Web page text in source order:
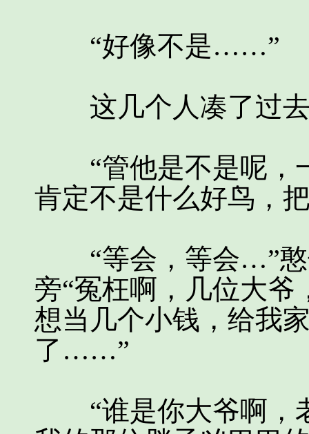
“好像不是……”
这几个人凑了过去
“管他是不是呢，
肯定不是什么好鸟，
“等会，等会…”憨
旁“冤枉啊，几位大
想当几个小钱，给我
了……”
“谁是你大爷啊，